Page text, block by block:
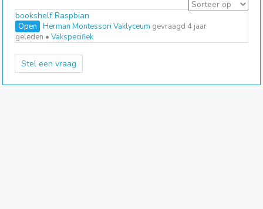
bookshelf Raspbian
Open Herman Montessori Vaklyceum gevraagd 4 jaar
geleden •Vakspecifiek
Stel een vraag